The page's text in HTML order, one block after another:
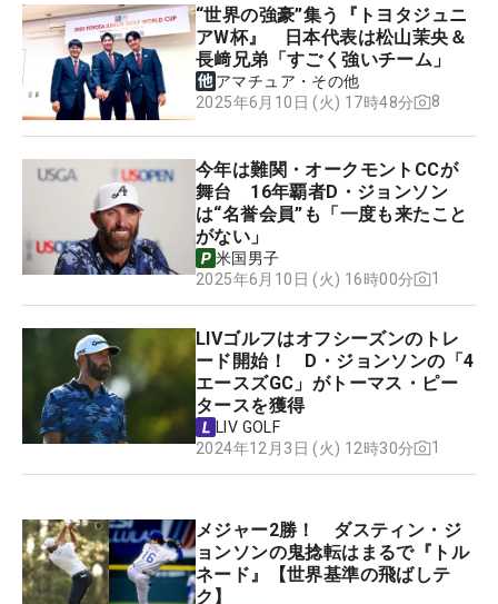
“世界の強豪”集う『トヨタジュニ
アW杯』 日本代表は松山茉央＆
長﨑兄弟「すごく強いチーム」
アマチュア・その他
2025年6月10日 (火) 17時48分
8
今年は難関・オークモントCCが
舞台 16年覇者D・ジョンソン
は“名誉会員”も「一度も来たこと
がない」
米国男子
2025年6月10日 (火) 16時00分
1
LIVゴルフはオフシーズンのトレ
ード開始！ D・ジョンソンの「4
エースズGC」がトーマス・ピー
タースを獲得
LIV GOLF
2024年12月3日 (火) 12時30分
1
メジャー2勝！ ダスティン・ジ
ョンソンの鬼捻転はまるで『トル
ネード』【世界基準の飛ばしテ
ク】